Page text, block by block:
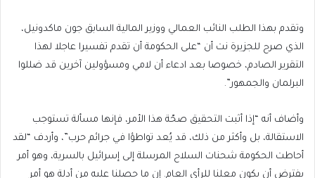
وتقدم بهذا الطلب النائب العمالي ووزير المالية السابق جون ماكدونيل،
الذي صرح للجزيرة نت أن “على الحكومة أن تقدم تفسيرا عاجلا لهذا
التقرير الصادم، خصوصا بعد ادعاء أن لامي ومسؤولين آخرين قد ضللوا
البرلمان والجمهور”.
وأضاف أنه “إذا أثبت التحقيق صحّة هذا الأمر، فإنها مسألة تستوجب
الاستقالة، بل وأكثر من ذلك، قد يُعد تواطؤا في جرائم حرب”، وأردف “لقد
أحاطت الحكومة شحنات السلاح المرسلة إلى إسرائيل بالسرية، وهو أمر
يفترض أن يكون معلنا للرأي العام. إن ما حصلنا عليه من أدلة هو أمر